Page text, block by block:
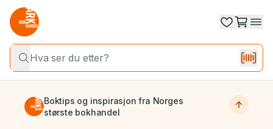
Boktips og inspirasjon fra Norges
største bokhandel